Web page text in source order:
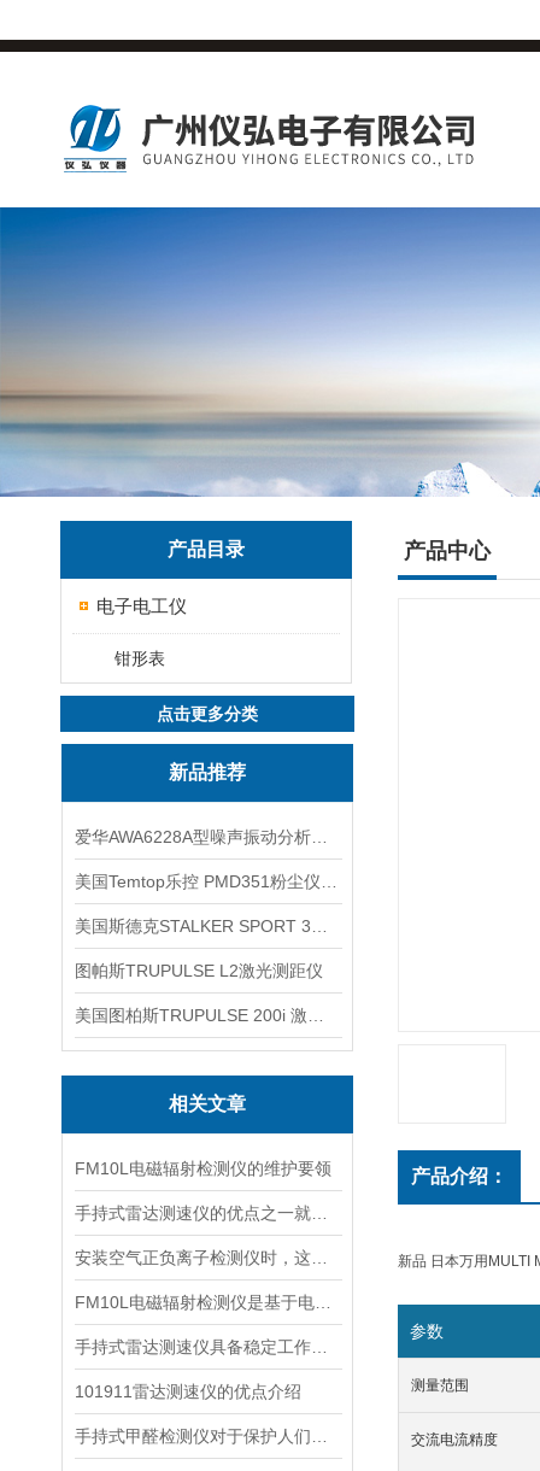
产品目录
电子电工仪
钳形表
点击更多分类
新品推荐
图帕斯TRUPULSE L2激光测距仪
相关文章
FM10L电磁辐射检测仪的维护要领
101911雷达测速仪的优点介绍
产品中心
产品介绍：
新品 日本万用MULTI
参数
测量范围
交流电流精度